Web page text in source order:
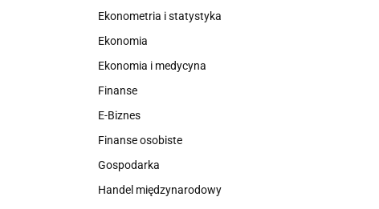
Ekonometria i statystyka
Ekonomia
Ekonomia i medycyna
Finanse
E-Biznes
Finanse osobiste
Gospodarka
Handel międzynarodowy